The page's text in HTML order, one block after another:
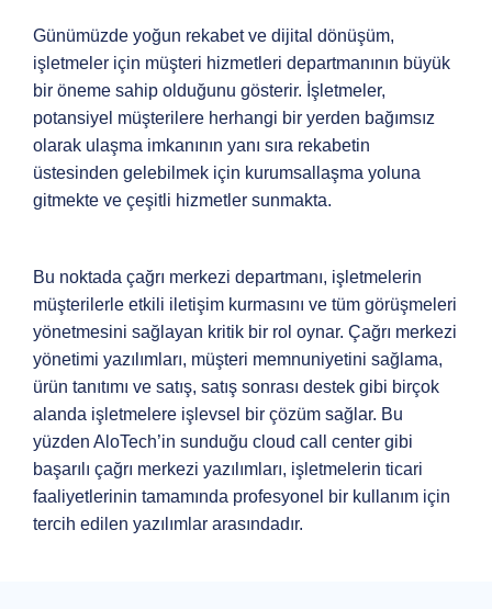
Günümüzde yoğun rekabet ve dijital dönüşüm,
işletmeler için müşteri hizmetleri departmanının büyük
bir öneme sahip olduğunu gösterir. İşletmeler,
potansiyel müşterilere herhangi bir yerden bağımsız
olarak ulaşma imkanının yanı sıra rekabetin
üstesinden gelebilmek için kurumsallaşma yoluna
gitmekte ve çeşitli hizmetler sunmakta.
Bu noktada çağrı merkezi departmanı, işletmelerin
müşterilerle etkili iletişim kurmasını ve tüm görüşmeleri
yönetmesini sağlayan kritik bir rol oynar. Çağrı merkezi
yönetimi yazılımları, müşteri memnuniyetini sağlama,
ürün tanıtımı ve satış, satış sonrası destek gibi birçok
alanda işletmelere işlevsel bir çözüm sağlar. Bu
yüzden AloTech’in sunduğu cloud call center gibi
başarılı çağrı merkezi yazılımları, işletmelerin ticari
faaliyetlerinin tamamında profesyonel bir kullanım için
tercih edilen yazılımlar arasındadır.